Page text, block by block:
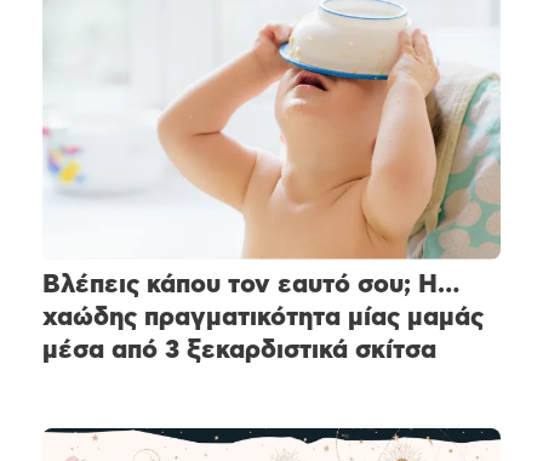
Βλέπεις κάπου τον εαυτό σου; Η…
χαώδης πραγματικότητα μίας μαμάς
μέσα από 3 ξεκαρδιστικά σκίτσα